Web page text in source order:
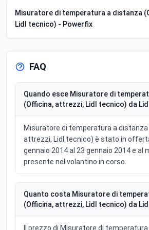
Misuratore di temperatura a distanza
Lidl tecnico) - Powerfix
FAQ
Quando esce Misuratore di
(Officina, attrezzi, Lidl tecnico) da
Misuratore di temperatura a distanza
attrezzi, Lidl tecnico) è stato in
gennaio 2014 al 23 gennaio 2014 e al
presente nel volantino in corso.
Quanto costa Misuratore di
(Officina, attrezzi, Lidl tecnico) da
Il prezzo di Misuratore di